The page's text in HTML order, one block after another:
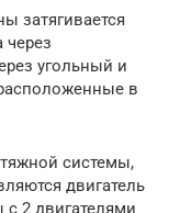
затягивается
через
угольный и
в
системы,
двигатель
с 2 двигателями